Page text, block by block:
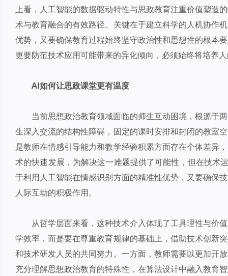
上看，人工智能的数据驱动特性与思政教育注重价值塑造
术与教育融合的有效路径。关键在于建立科学的人机协作
优势，又要确保教育过程始终坚守政治性和思想性的根本
更要防范技术应用可能带来的异化倾向，必须始终将培养
AI如何让思政课堂更有温度
当前思想政治教育领域面临的师生互动困境，根源于
生深入交流的结构性障碍，固定的课时安排和封闭的教室
是教师在情感引导能力和教学经验积累方面存在个体差异
术的快速发展，为解决这一难题提供了可能性，但在技术
于利用人工智能在情感识别方面的精准性优势，又要确保
人际互动的积极作用。
从哲学层面来看，这种技术介入体现了工具理性与价
学效率，而是要在尊重教育规律的基础上，借助技术创新
和技术研发人员的共同努力。一方面，教师需要以更加开
充分理解思想政治教育的特殊性，在算法设计中融入教育